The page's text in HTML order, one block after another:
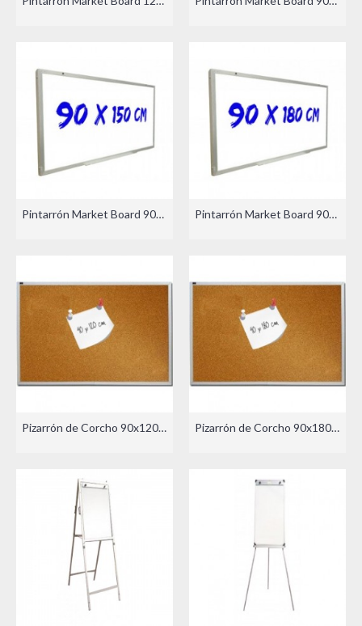
Pintarrón Market Board 90x150cm Pintarrón Market Board 90x180cm
Pizarrón de Corcho 90x120cm Pizarrón de Corcho 90x180cm